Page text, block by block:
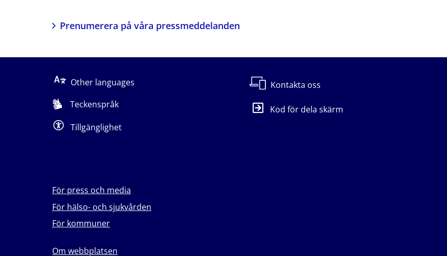
Prenumerera på våra pressmeddelanden
Other languages
Teckenspråk
Tillgänglighet
Kontakta oss
Kod för dela skärm
För press och media
För hälso- och sjukvården
För kommuner
Om webbplatsen